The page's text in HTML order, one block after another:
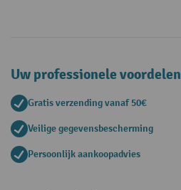
Uw professionele voordelen
Gratis verzending vanaf 50€
Veilige gegevensbescherming
Persoonlijk aankoopadvies